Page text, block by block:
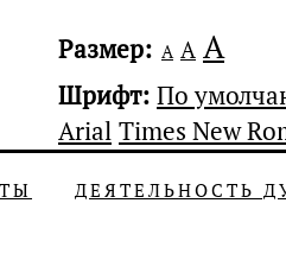
Размер: А А А
Шрифт: По
Arial Times New
ДЕЯТЕЛЬНОСТЬ